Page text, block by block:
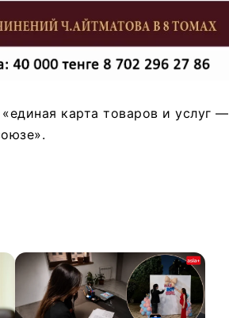
карта товаров и услуг —